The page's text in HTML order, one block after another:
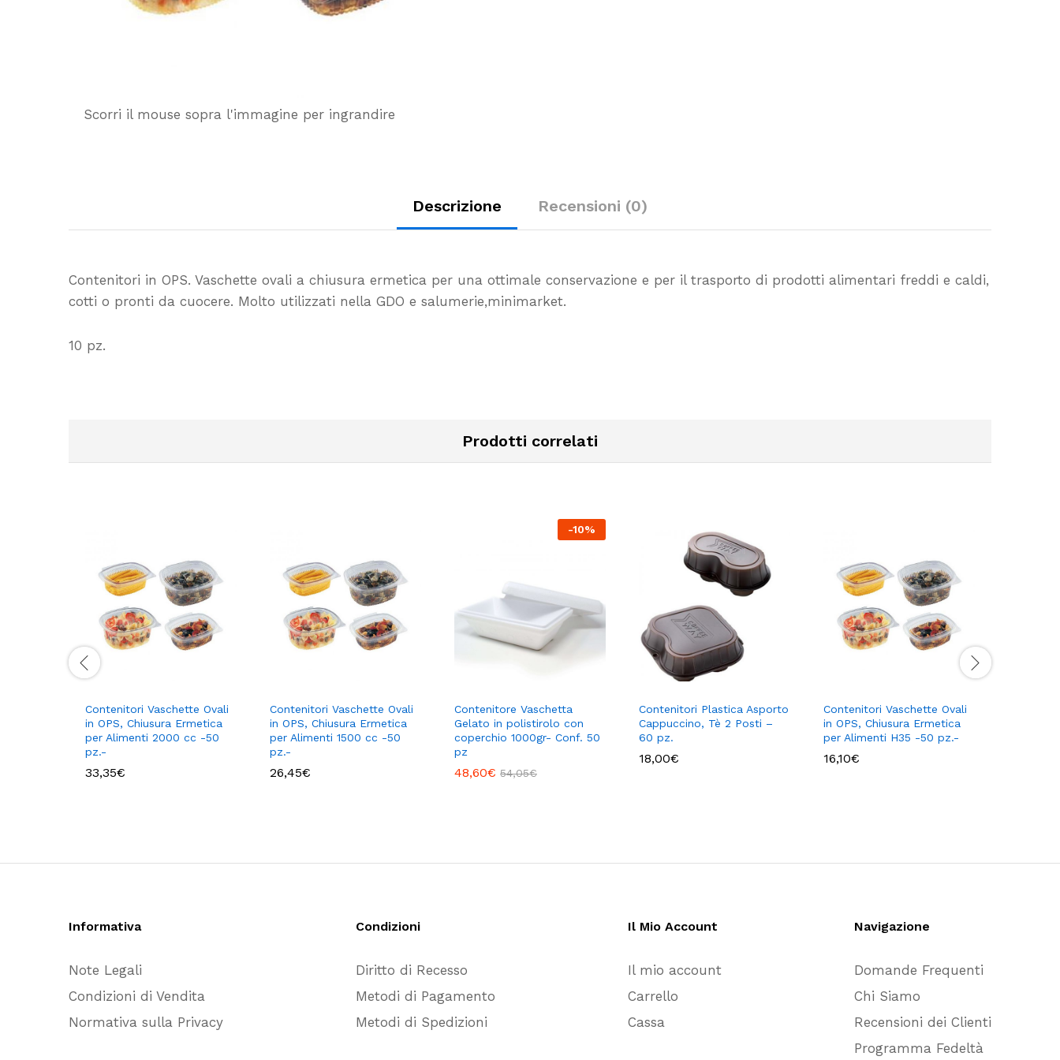
Scorri il mouse sopra l'immagine per ingrandire
Descrizione Recensioni (0)
Contenitori in OPS. Vaschette ovali a chiusura ermetica per una ottimale conservazione e per il trasporto di prodotti alimentari freddi e caldi,
cotti o pronti da cuocere. Molto utilizzati nella GDO e salumerie,minimarket.
10 pz.
Prodotti correlati
Contenitori Vaschette Ovali
in OPS, Chiusura Ermetica
per Alimenti 2000 cc -50
pz.-
33,35€
Contenitori Vaschette Ovali
in OPS, Chiusura Ermetica
per Alimenti 1500 cc -50
pz.-
26,45€
-10%
Contenitore Vaschetta
Gelato in polistirolo con
coperchio 1000gr- Conf. 50
pz
48,60€ 54,05€
Contenitori Plastica Asporto
Cappuccino, Tè 2 Posti –
60 pz.
18,00€
Contenitori Vaschette Ovali
in OPS, Chiusura Ermetica
per Alimenti H35 -50 pz.-
16,10€
Informativa
Note Legali
Condizioni di Vendita
Normativa sulla Privacy
Condizioni
Diritto di Recesso
Metodi di Pagamento
Metodi di Spedizioni
Il Mio Account
Il mio account
Carrello
Cassa
Navigazione
Domande Frequenti
Chi Siamo
Recensioni dei Clienti
Programma Fedeltà